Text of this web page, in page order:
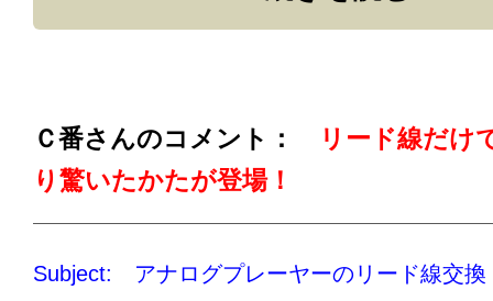
Ｃ番さんのコメント：
リード線だけ
り驚いたかたが登場！
Subject: アナログプレーヤーのリード線交換